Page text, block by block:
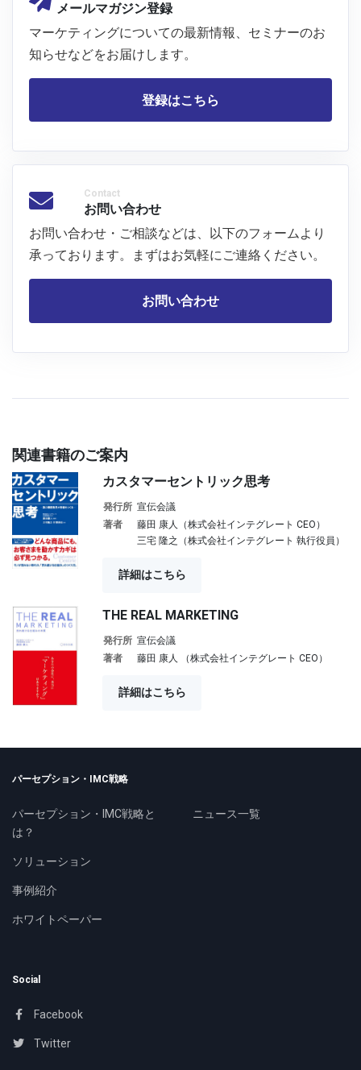
メールマガジン登録
マーケティングについての最新情報、セミナーのお
知らせなどをお届けします。
登録はこちら
Contact
お問い合わせ
お問い合わせ・ご相談などは、以下のフォームより
承っております。まずはお気軽にご連絡ください。
お問い合わせ
関連書籍のご案内
カスタマーセントリック思考
発行所 宣伝会議
著者
藤田 康人（株式会社インテグレート CEO）
三宅 隆之（株式会社インテグレート 執行役員）
詳細はこちら
THE REAL MARKETING
発行所 宣伝会議
著者
藤田 康人 （株式会社インテグレート CEO）
詳細はこちら
パーセプション・IMC戦略
パーセプション・IMC戦略と
は？
ソリューション
事例紹介
ホワイトペーパー
ニュース一覧
Social
Facebook
Twitter